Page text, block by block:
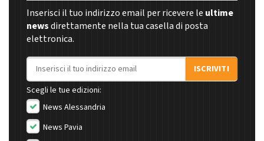
Inserisci il tuo indirizzo email per ricevere le ultime
newsdirettamente nella tua casella di posta
elettronica.
Indirizzo email
ISCRIVITI
Scegli le tue edizioni:
News Alessandria
News Pavia